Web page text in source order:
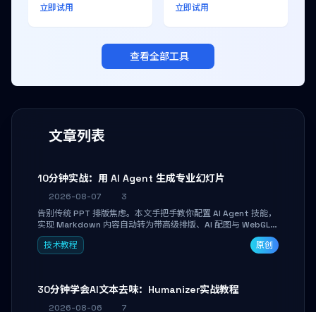
文章列表
10分钟实战：用 AI Agent 生成专业幻灯片
2026-08-07
3
告别传统 PPT 排版焦虑。本文手把手教你配置 AI Agent 技能，
实现 Markdown 内容自动转为带高级排版、AI 配图与 WebGL
运行时的 HTML 幻灯片。只需专注内容，10 分钟即可产出可投
屏的专业级演示文稿。
技术教程 原创
30分钟学会AI文本去味：Humanizer实战教程
2026-08-06
7
立即试用 立即试用
查看全部工具